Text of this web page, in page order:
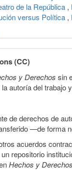
de la República ,
versus Política ,
(CC)
y Derechos sin
autoría del
de derechos de
—de forma
acuerdos
repositorio
Hechos y Derechos